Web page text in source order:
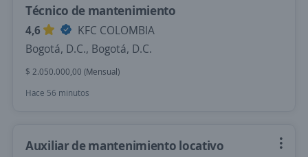
Técnico de mantenimiento
4,6
KFC COLOMBIA
Bogotá, D.C., Bogotá, D.C.
$ 2.050.000,00 (Mensual)
Hace 56 minutos
Auxiliar de mantenimiento locativo